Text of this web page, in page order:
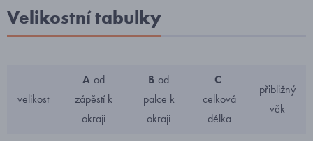
Velikostní tabulky
velikost
A-od
zápěstí k
okraji
B-od
palce k
okraji
C-
celková
délka
přibližný
věk